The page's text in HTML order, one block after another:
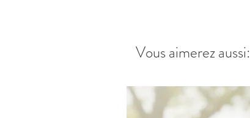
Vous aimerez aussi: